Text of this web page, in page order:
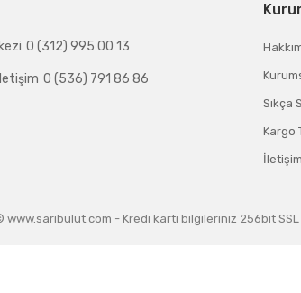
0 (312) 995 00 13
0 (536) 791 86 86
Sıkça
Kargo
İletişim
- Kredi kartı bilgileriniz 256bit SSL